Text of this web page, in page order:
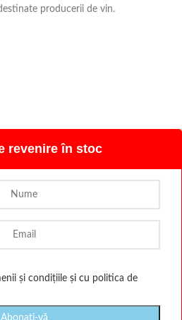
producerii de vin.
revenire în stoc
și condițiile și cu politica de